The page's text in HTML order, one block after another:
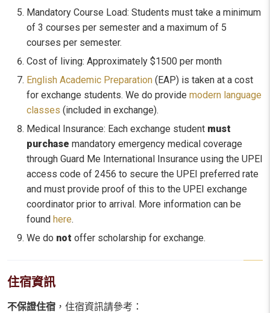
Mandatory Course Load: Students must take a minimum
of 3 courses per semester and a maximum of 5
courses per semester.
Cost of living: Approximately $1500 per month
English Academic Preparation (EAP) is taken at a cost
for exchange students. We do provide modern language
classes (included in exchange).
Medical Insurance: Each exchange student must
purchase mandatory emergency medical coverage
through Guard Me International Insurance using the UPEI
access code of 2456 to secure the UPEI preferred rate
and must provide proof of this to the UPEI exchange
coordinator prior to arrival. More information can be
found here.
We do not offer scholarship for exchange.
住宿資訊
不保證住宿 ，住宿資訊請參考：